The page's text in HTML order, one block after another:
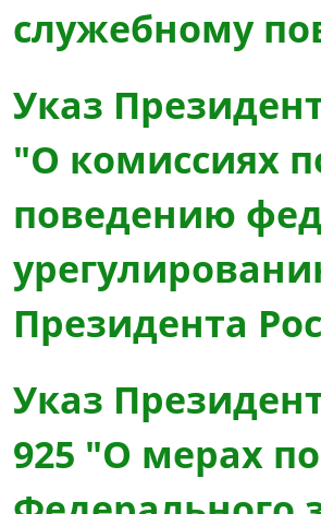
служебному
Указ
"О комиссиях
поведению
Президента
Указ
925 "О мерах